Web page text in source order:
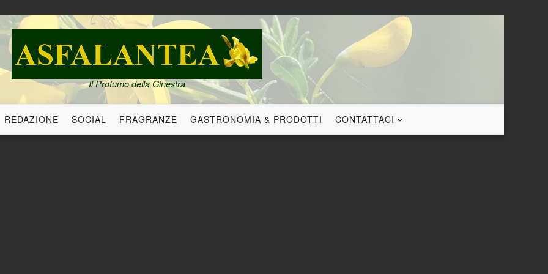
Il Profumo della Ginestra
REDAZIONE SOCIAL FRAGRANZE GASTRONOMIA & PRODOTTI CONTATTACI